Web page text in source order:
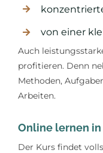
von einer
Auch
profitieren. Denn
Methoden,
Arbeiten.
Online lernen
Der Kurs findet